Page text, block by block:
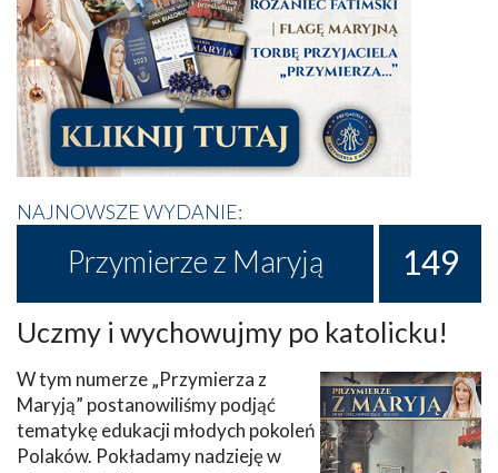
NAJNOWSZE WYDANIE:
Przymierze z Maryją 149
Uczmy i wychowujmy po katolicku!
W tym numerze „Przymierza z
Maryją” postanowiliśmy podjąć
tematykę edukacji młodych pokoleń
Polaków. Pokładamy nadzieję w